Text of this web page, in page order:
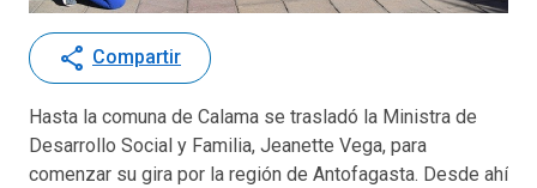
share Compartir
Hasta la comuna de Calama se trasladó la Ministra de
Desarrollo Social y Familia, Jeanette Vega, para
comenzar su gira por la región de Antofagasta. Desde ahí